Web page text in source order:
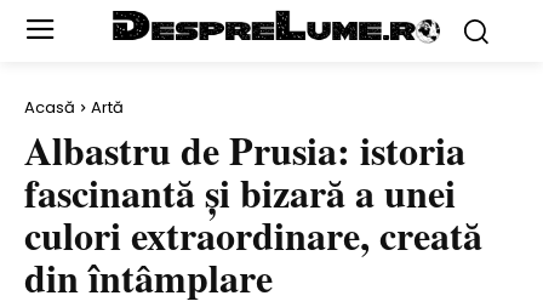
Acasă Artă
Albastru de Prusia: istoria
fascinantă şi bizară a unei
culori extraordinare, creată
din întâmplare